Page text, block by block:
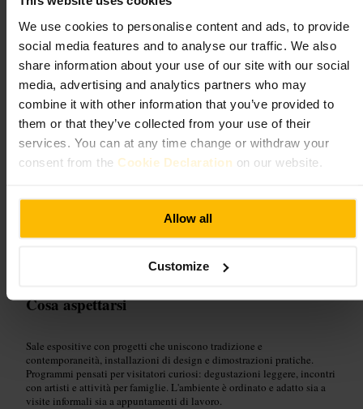
We use cookies to personalise content and ads, to provide
social media features and to analyse our traffic. We also
share information about your use of our site with our social
media, advertising and analytics partners who may
combine it with other information that you’ve provided to
them or that they’ve collected from your use of their
services. You can at any time change or withdraw your
consent from the Cookie Declaration on our website.
Allow all
Customize
Arte e intrattenimento •Galleria d'arte
4,6
4,4
“Design, arte e sapori del Giappone a Londra
Mostre #Kensington
Cosa aspettarsi
Sale espositive con progetti che uniscono tradizione e
contemporaneità, installazioni di design e dimostrazioni pratiche.
Programmi pensati per visitatori curiosi: degustazioni leggere, incontri
con artisti e attività per famiglie. L'ambiente è ordinato e adatto sia a
visite informali sia a appuntamenti di lavoro.